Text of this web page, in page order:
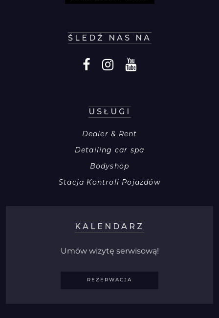
ŚLEDŹ NAS NA
USŁUGI
Dealer & Rent
Detailing car spa
Bodyshop
Stacja Kontroli Pojazdów
KALENDARZ
Umów wizytę serwisową!
REZERWACJA